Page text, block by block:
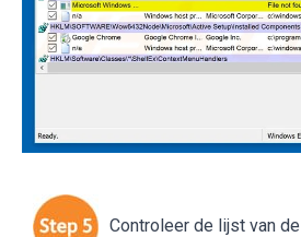
Controleer de lijst van